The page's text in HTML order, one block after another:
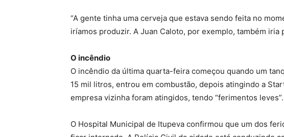
“A gente tinha uma cerveja que estava sendo feita no
iríamos produzir. A Juan Caloto, por exemplo, também
O incêndio
O incêndio da última quarta-feira começou quando um
15 mil litros, entrou em combustão, depois atingindo a
empresa vizinha foram atingidos, tendo “ferimentos leves”.
O Hospital Municipal de Itupeva confirmou que um dos